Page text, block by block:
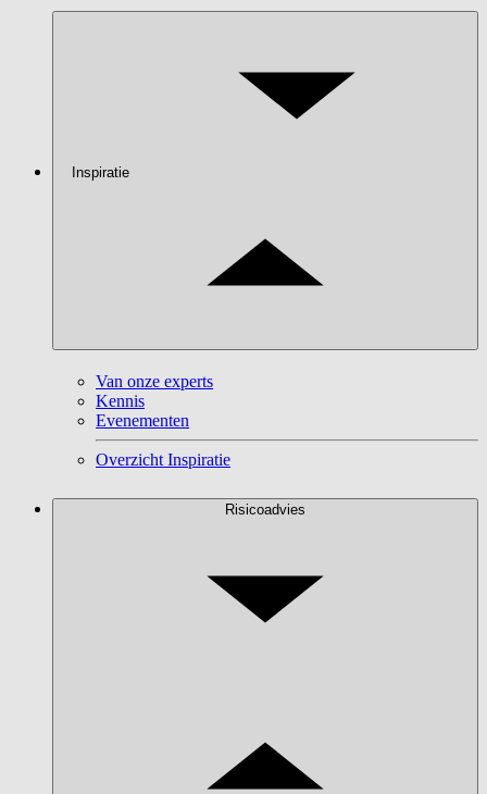
Inspiratie
Van onze experts
Kennis
Evenementen
Overzicht Inspiratie
Risicoadvies